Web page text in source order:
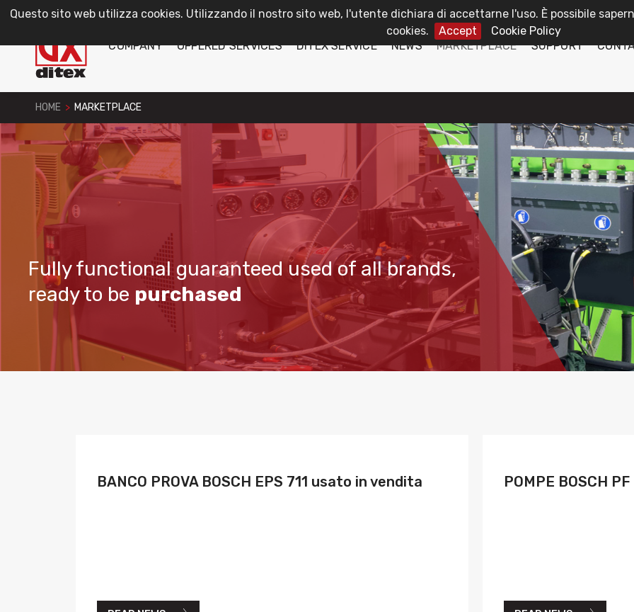
Questo sito web utilizza cookies. Utilizzando il nostro sito web, l'utente dichiara di accettarne l'uso. È possibile
cookies.
Accept
Cookie Policy
COMPANY
OFFERED SERVICES DITEX SERVICE NEWS MARKETPLACE SUPPORT
HOME > MARKETPLACE
Fully functional guaranteed used of all brands,
ready to be purchased
BANCO PROVA BOSCH EPS 711 usato in vendita POMPE BOSCH